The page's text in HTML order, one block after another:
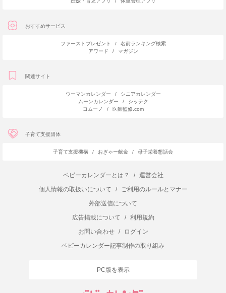
おすすめサービス
ファーストプレゼント /
名前ランキング検索
アワード
/ マガジン
関連サイト
ウーマンカレンダー /
シニアカレンダー
ムーンカレンダー
/
シッテク
ヨムーノ
/ 医師監修.com
子育て支援団体
子育て支援機構 / おぎゃー献金 / 母子栄養懇話会
ベビーカレンダーとは？ /
運営会社
個人情報の取扱いについて
/
ご利用のルールとマナー
外部送信について
広告掲載について
/
利用規約
お問い合わせ
/
ログイン
ベビーカレンダー記事制作の取り組み
PC版を表示